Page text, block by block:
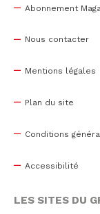
Abonnement
Nous contacter
Mentions légales
Plan du site
Conditions
Accessibilité
LES SITES DU